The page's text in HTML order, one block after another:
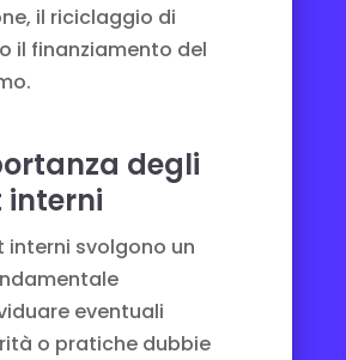
il riciclaggio di
il finanziamento del
degli
interni svolgono un
eventuali
o pratiche dubbie